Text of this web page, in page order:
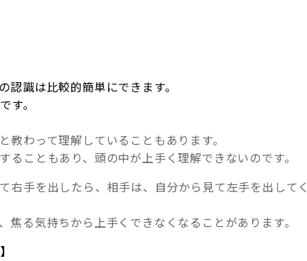
識は比較的簡単にできます。
す。
わって理解していることもあります。
ることもあり、頭の中が上手く理解できないのです。
右手を出したら、相手は、自分から見て左手を出してく
る気持ちから上手くできなくなることがあります。